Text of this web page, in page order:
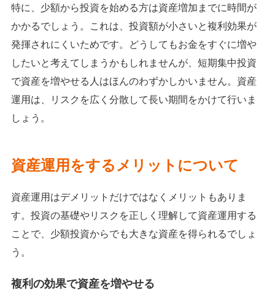
特に、少額から投資を始める方は資産増加までに時間が
かかるでしょう。これは、投資額が小さいと複利効果が
発揮されにくいためです。どうしてもお金をすぐに増や
したいと考えてしまうかもしれませんが、短期集中投資
で資産を増やせる人はほんのわずかしかいません。資産
運用は、リスクを広く分散して長い期間をかけて行いま
しょう。
資産運用をするメリットについて
資産運用はデメリットだけではなくメリットもありま
す。投資の基礎やリスクを正しく理解して資産運用する
ことで、少額投資からでも大きな資産を得られるでしょ
う。
複利の効果で資産を増やせる